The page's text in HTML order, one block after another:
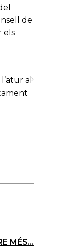
de
els
al
MÉS...